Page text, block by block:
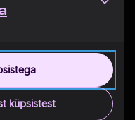
küpsistest